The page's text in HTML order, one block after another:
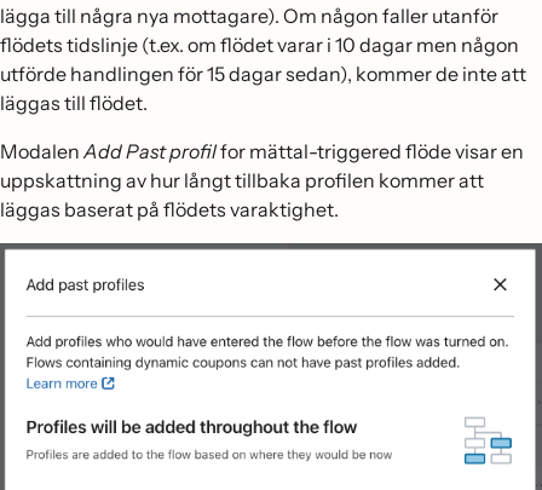
lägga till några nya mottagare). Om någon faller utanför
flödets tidslinje (t.ex. om flödet varar i 10 dagar men någon
utförde handlingen för 15 dagar sedan), kommer de inte att
läggas till flödet.
ModalenAdd Past profilfor mättal-triggered flöde visar en
uppskattning av hur långt tillbaka profilen kommer att
läggas baserat på flödets varaktighet.